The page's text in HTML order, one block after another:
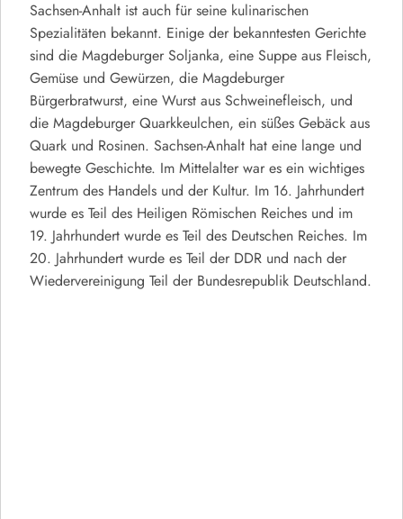
Sachsen-Anhalt ist auch für seine kulinarischen
Spezialitäten bekannt. Einige der bekanntesten Gerichte
sind die Magdeburger Soljanka, eine Suppe aus Fleisch,
Gemüse und Gewürzen, die Magdeburger
Bürgerbratwurst, eine Wurst aus Schweinefleisch, und
die Magdeburger Quarkkeulchen, ein süßes Gebäck aus
Quark und Rosinen. Sachsen-Anhalt hat eine lange und
bewegte Geschichte. Im Mittelalter war es ein wichtiges
Zentrum des Handels und der Kultur. Im 16. Jahrhundert
wurde es Teil des Heiligen Römischen Reiches und im
19. Jahrhundert wurde es Teil des Deutschen Reiches. Im
20. Jahrhundert wurde es Teil der DDR und nach der
Wiedervereinigung Teil der Bundesrepublik Deutschland.